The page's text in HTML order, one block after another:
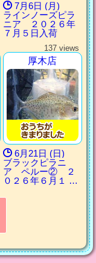
7月6日 (月)
ラインノーズピラ
ニア ２０２６年
７月５日入荷
137 views
厚木店
6月21日 (日)
ブラックピラニ
ア ペルー② ２
０２６年６月１ …